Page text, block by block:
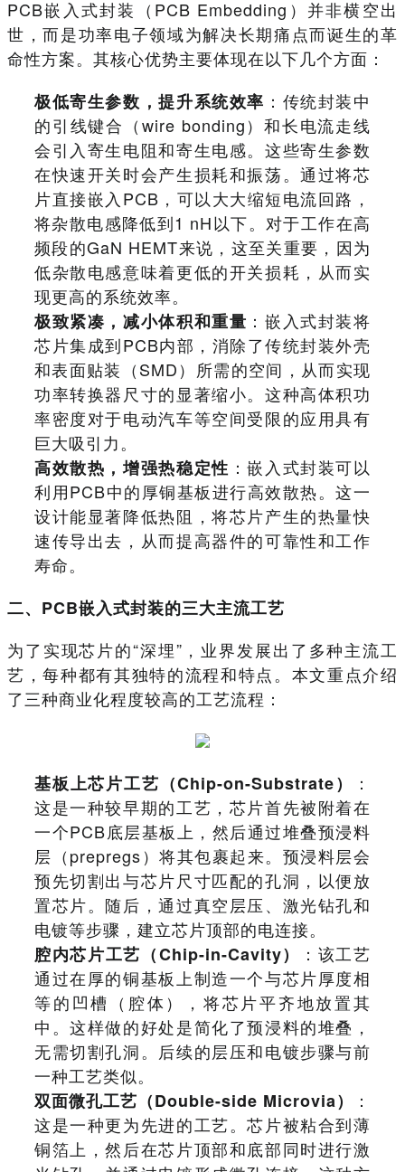
PCB嵌入式封装（PCB Embedding）并非横空出
世，而是功率电子领域为解决长期痛点而诞生的革
命性方案。其核心优势主要体现在以下几个方面：
极低寄生参数，提升系统效率 ：传统封装中
的引线键合（wire bonding）和长电流走线
会引入寄生电阻和寄生电感。这些寄生参数
在快速开关时会产生损耗和振荡。通过将芯
片直接嵌入PCB，可以大大缩短电流回路，
将杂散电感降低到1 nH以下。对于工作在高
频段的GaN HEMT来说，这至关重要，因为
低杂散电感意味着更低的开关损耗，从而实
现更高的系统效率。
极致紧凑，减小体积和重量 ：嵌入式封装将
芯片集成到PCB内部，消除了传统封装外壳
和表面贴装（SMD）所需的空间，从而实现
功率转换器尺寸的显著缩小。这种高体积功
率密度对于电动汽车等空间受限的应用具有
巨大吸引力。
高效散热，增强热稳定性 ：嵌入式封装可以
利用PCB中的厚铜基板进行高效散热。这一
设计能显著降低热阻，将芯片产生的热量快
速传导出去，从而提高器件的可靠性和工作
寿命。
二、PCB嵌入式封装的三大主流工艺
为了实现芯片的“深埋”，业界发展出了多种主流工
艺，每种都有其独特的流程和特点。本文重点介绍
了三种商业化程度较高的工艺流程：
基板上芯片工艺（Chip-on-Substrate）
：
这是一种较早期的工艺，芯片首先被附着在
一个PCB底层基板上，然后通过堆叠预浸料
层（prepregs）将其包裹起来。预浸料层会
预先切割出与芯片尺寸匹配的孔洞，以便放
置芯片。随后，通过真空层压、激光钻孔和
电镀等步骤，建立芯片顶部的电连接。
腔内芯片工艺（Chip-in-Cavity）
：该工艺
通过在厚的铜基板上制造一个与芯片厚度相
等的凹槽（腔体），将芯片平齐地放置其
中。这样做的好处是简化了预浸料的堆叠，
无需切割孔洞。后续的层压和电镀步骤与前
一种工艺类似。
双面微孔工艺（Double-side Microvia）
：
这是一种更为先进的工艺。芯片被粘合到薄
铜箔上，然后在芯片顶部和底部同时进行激